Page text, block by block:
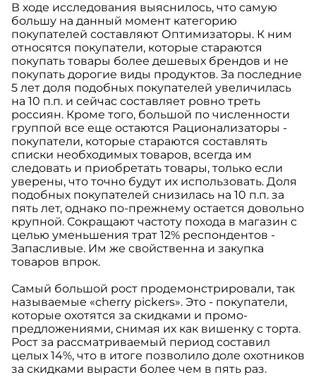
В ходе исследования выяснилось, что самую
большу на данный момент категорию
покупателей составляют Оптимизаторы. К ним
относятся покупатели, которые стараются
покупать товары более дешевых брендов и не
покупать дорогие виды продуктов. За последние
5 лет доля подобных покупателей увеличилась
на 10 п.п. и сейчас составляет ровно треть
россиян. Кроме того, большой по численности
группой все еще остаются Рационализаторы -
покупатели, которые стараются составлять
списки необходимых товаров, всегда им
следовать и приобретать товары, только если
уверены, что точно будут их использовать. Доля
подобных покупателей снизилась на 10 п.п. за
пять лет, однако по-прежнему остается довольно
крупной. Сокращают частоту похода в магазин с
целью уменьшения трат 12% респондентов -
Запасливые. Им же свойственна и закупка
товаров впрок.
Самый большой рост продемонстрировали, так
называемые «cherry pickers». Это - покупатели,
которые охотятся за скидками и промо-
предложениями, снимая их как вишенку с торта.
Рост за рассматриваемый период составил
целых 14%, что в итоге позволило доле охотников
за скидками вырасти более чем в пять раз.